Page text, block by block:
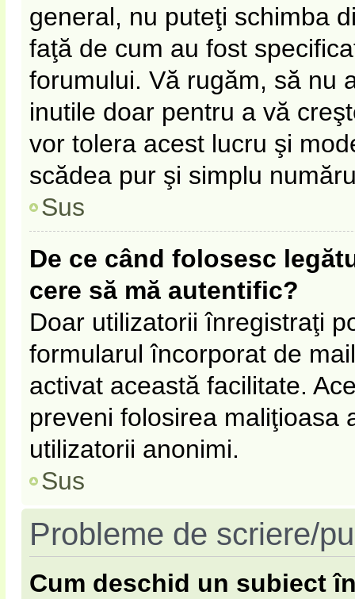
general, nu puteţi schimba
faţă de cum au fost
forumului. Vă rugăm, să nu
inutile doar pentru a vă
vor tolera acest lucru şi
scădea pur şi simplu
Sus
De ce când folosesc
cere să mă autentific?
Doar utilizatorii înregistraţi
formularul încorporat de
activat această facilitate.
preveni folosirea maliţioasa
utilizatorii anonimi.
Sus
Probleme de scriere/
Cum deschid un subiect